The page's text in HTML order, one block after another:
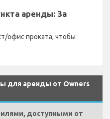
аренды: За
офис проката, чтобы
для аренды от Owners
доступными от